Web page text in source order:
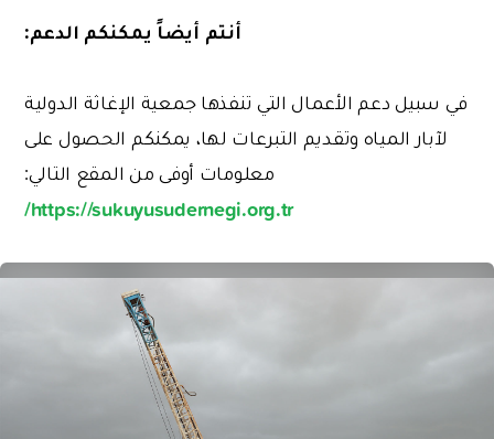
أنتم أيضاً يمكنكم الدعم:
في سبيل دعم الأعمال التي تنفذها جمعية الإغاثة الدولية
لآبار المياه وتقديم التبرعات لها، يمكنكم الحصول على
معلومات أوفى من المقع التالي:
https://sukuyusudernegi.org.tr/